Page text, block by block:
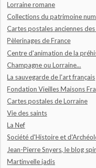
Lorraine romane
Collections du patrimoine
Cartes postales anciennes
Pèlerinages de France
Centre d'animation de la
Champagne ou Lorraine...
La sauvegarde de l'art français
Fondation Vieilles Maisons
Cartes postales de Lorraine
Vie des saints
La Nef
Société d'Histoire et
Jean-Pierre Snyers, le blog
Martinvelle jadis